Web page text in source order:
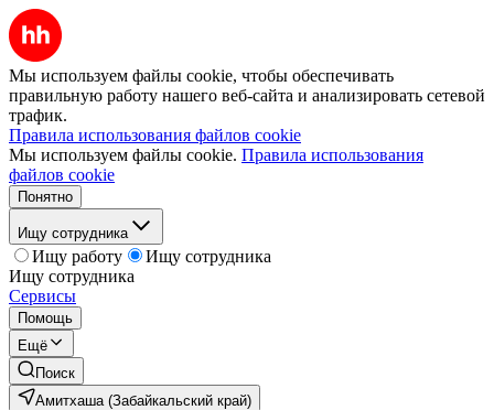
Мы используем файлы cookie, чтобы обеспечивать
правильную работу нашего веб-сайта и анализировать сетевой
трафик.
Правила использования файлов cookie
Мы используем файлы cookie. Правила использования
файлов cookie
Понятно
Ищу сотрудника
Ищу работу
Ищу сотрудника
Ищу сотрудника
Сервисы
Помощь
Ещё
Поиск
Амитхаша (Забайкальский край)